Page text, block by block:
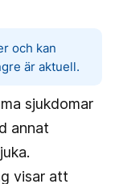
och kan
är aktuell.
sjukdomar
annat
visar att